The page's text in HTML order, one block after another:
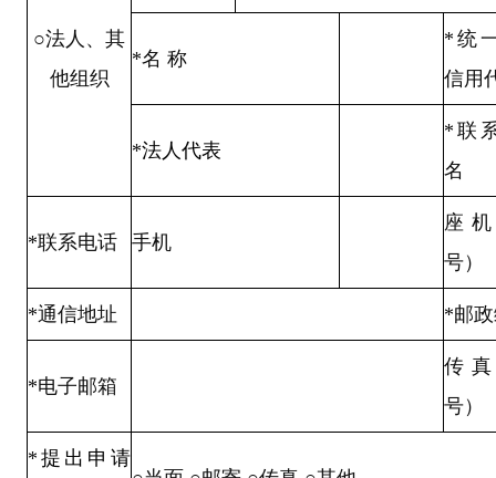
○法人、其
他组织
*名 称
* 统
信用
*法人代表
* 联
名
*联系电话 手机
座
号）
*通信地址 *邮
*电子邮箱
传
号）
* 提出申请